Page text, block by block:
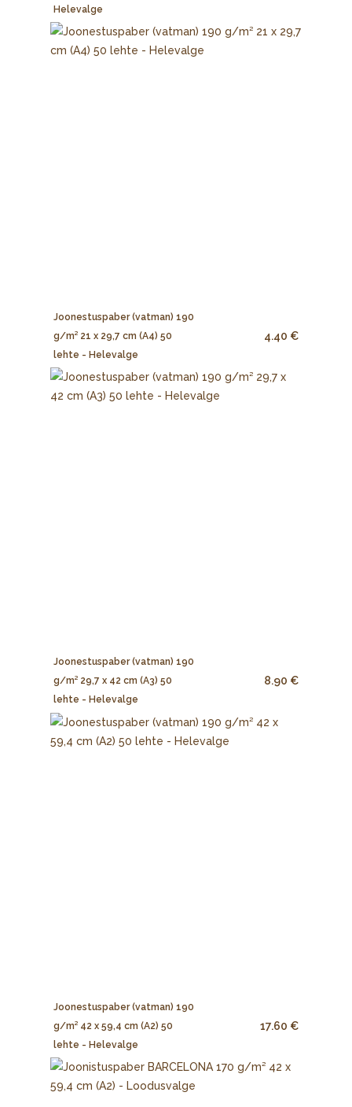
Helevalge
Joonestuspaber (vatman) 190
g/m² 21 x 29,7 cm (A4) 50
lehte - Helevalge
4.40 €
Joonestuspaber (vatman) 190
g/m² 29,7 x 42 cm (A3) 50
lehte - Helevalge
8.90 €
Joonestuspaber (vatman) 190
g/m² 42 x 59,4 cm (A2) 50
lehte - Helevalge
17.60 €